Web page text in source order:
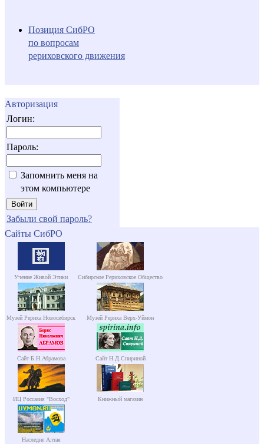
Позиция СибРО
по вопросам
рериховского движения
Авторизация
Логин:
Пароль:
Запомнить меня на
этом компьютере
Забыли свой пароль?
Сайты СибРО
Учение Живой Этики Сибирское Рериховское Общество
Музей Рериха Новосибирск Музей Рериха Верх-Уймон
Сайт Б.Н.Абрамова Сайт Н.Д.Спириной
ИЦ Россазия "Восход" Книжный магазин
Наследие Алтая